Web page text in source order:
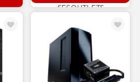
§ESOUTLET§